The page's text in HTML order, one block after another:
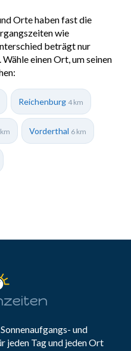
Orte haben fast die
wie
beträgt nur
einen Ort, um seinen
Reichenburg 4 km
Vorderthal 6 km
und
jeden Tag und jeden Ort